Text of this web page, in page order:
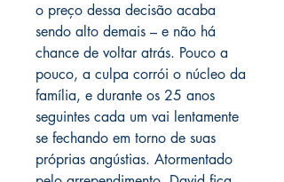
o preço dessa decisão acaba
sendo alto demais – e não há
chance de voltar atrás. Pouco a
pouco, a culpa corrói o núcleo da
família, e durante os 25 anos
seguintes cada um vai lentamente
se fechando em torno de suas
próprias angústias. Atormentado